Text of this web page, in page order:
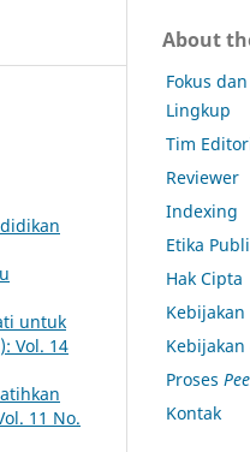
untuk
Vol. 14
11 No.
About
Fokus
Lingkup
Tim
Reviewer
Indexing
Etika
Hak Cipta
Kebijakan
Proses
Kontak